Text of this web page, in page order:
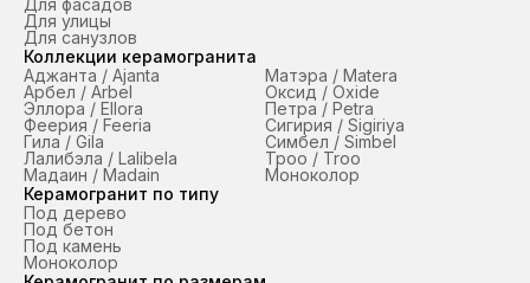
Для фасадов
Для улицы
Для санузлов
Коллекции керамогранита
Аджанта / Ajanta
Арбел / Arbel
Эллора / Ellora
Феерия / Feeria
Гила / Gila
Лалибэла / Lalibela
Мадаин / Madain
Матэра / Matera
Оксид / Oxide
Петра / Petra
Сигирия / Sigiriya
Симбел / Simbel
Троо / Troo
Моноколор
Керамогранит по типу
Под дерево
Под бетон
Под камень
Моноколор